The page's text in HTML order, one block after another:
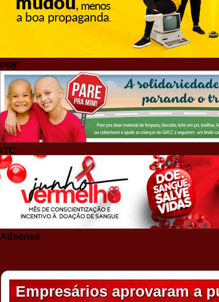
PRF
ITC
Adsense
Empresários aprovaram a